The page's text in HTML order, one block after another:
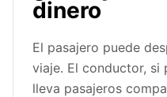
dinero
El pasajero puede
viaje. El conductor,
lleva pasajeros